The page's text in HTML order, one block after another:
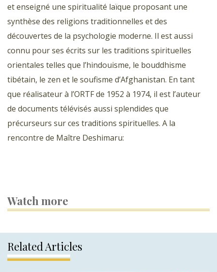
et enseigné une spiritualité laïque proposant une
synthèse des religions traditionnelles et des
découvertes de la psychologie moderne. Il est aussi
connu pour ses écrits sur les traditions spirituelles
orientales telles que l’hindouisme, le bouddhisme
tibétain, le zen et le soufisme d’Afghanistan. En tant
que réalisateur à l’ORTF de 1952 à 1974, il est l’auteur
de documents télévisés aussi splendides que
précurseurs sur ces traditions spirituelles. A la
rencontre de Maître Deshimaru:
Watch more
Related Articles